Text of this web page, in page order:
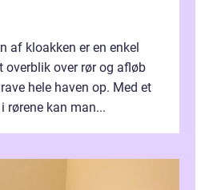
af kloakken er en enkel
overblik over rør og afløb
hele haven op. Med et
rørene kan man...